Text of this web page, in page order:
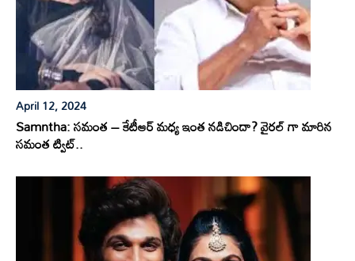
April 12, 2024
Samntha: సమంత – కేటీఆర్ మధ్య ఇంత నడిచిందా? వైరల్ గా మారిన
సమంత ట్విట్..